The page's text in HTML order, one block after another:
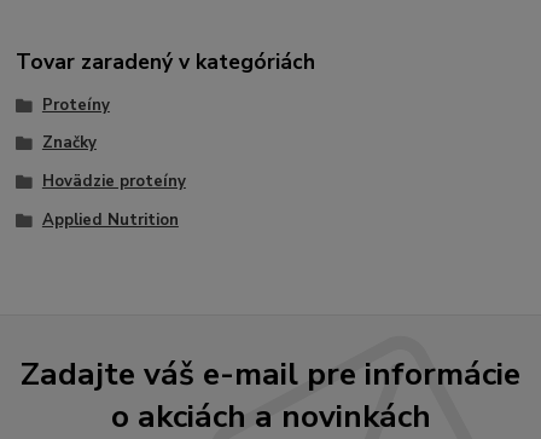
Tovar zaradený v kategóriách
Proteíny
Značky
Hovädzie proteíny
Applied Nutrition
Zadajte váš e-mail pre informácie
o akciách a novinkách